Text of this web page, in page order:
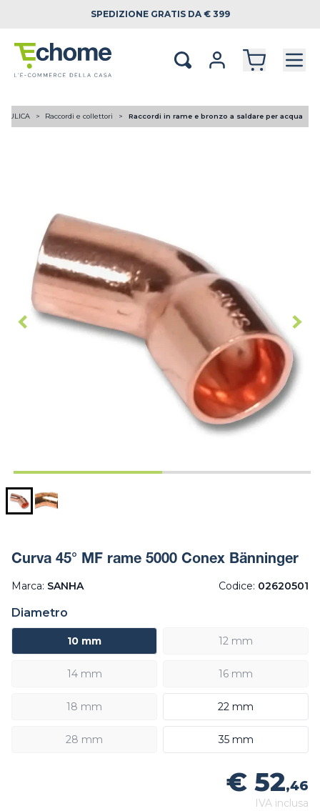
SPEDIZIONE GRATIS DA € 399
Raccordi e collettori Raccordi in rame e bronzo a saldare per acqua
Curva 45° MF rame 5000 Conex Bänninger
Marca: SANHA Codice: 02620501
Diametro
10 mm 12 mm
14 mm 16 mm
18 mm 22 mm
28 mm 35 mm
€ 52,46
IVA inclusa